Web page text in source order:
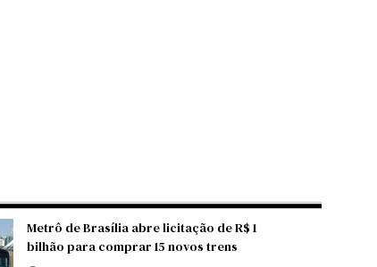
Metrô de Brasília abre licitação de R$ 1
bilhão para comprar 15 novos trens